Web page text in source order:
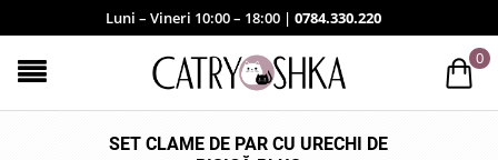
Luni – Vineri 10:00 – 18:00 | 0784.330.220
0
SET CLAME DE PAR CU URECHI DE